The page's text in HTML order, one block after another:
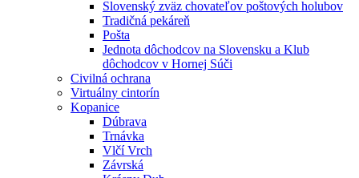
Slovenský zväz chovateľov poštových holubov
Tradičná pekáreň
Pošta
Jednota dôchodcov na Slovensku a Klub
dôchodcov v Hornej Súči
Civilná ochrana
Virtuálny cintorín
Kopanice
Dúbrava
Trnávka
Vlčí Vrch
Závrská